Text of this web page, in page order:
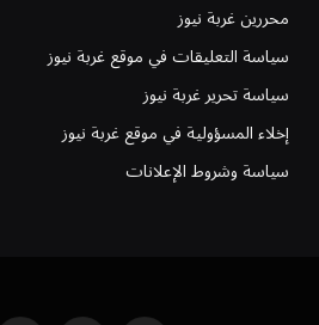
محررين غربة نيوز
سياسة التعليقات في موقع غربة نيوز
سياسة تحرير غربة نيوز
إخلاء المسؤولية في موقع غربة نيوز
سياسة وشروط الإعلانات